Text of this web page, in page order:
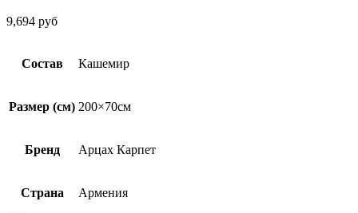
9,694 руб
Состав Кашемир
Размер (см) 200×70см
Бренд Арцах Карпет
Страна Армения